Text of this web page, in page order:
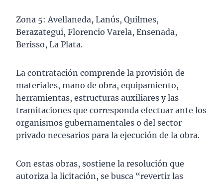
Zona 5: Avellaneda, Lanús, Quilmes,
Berazategui, Florencio Varela, Ensenada,
Berisso, La Plata.
La contratación comprende la provisión de
materiales, mano de obra, equipamiento,
herramientas, estructuras auxiliares y las
tramitaciones que corresponda efectuar ante los
organismos gubernamentales o del sector
privado necesarios para la ejecución de la obra.
Con estas obras, sostiene la resolución que
autoriza la licitación, se busca “revertir las